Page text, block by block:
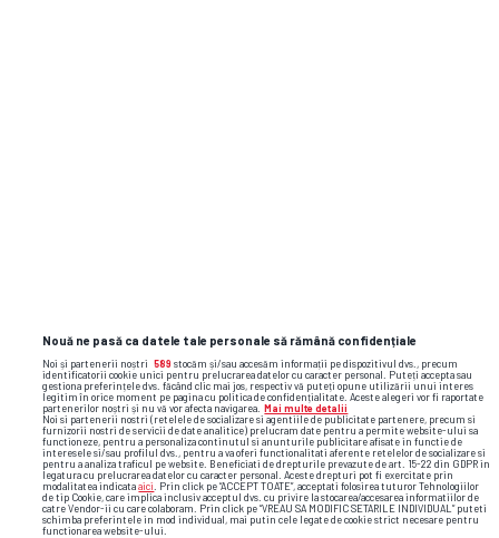
Nouă ne pasă ca datele tale personale să rămână confidențiale
Noi și partenerii noștri 589 stocăm și/sau accesăm informații pe dispozitivul dvs., precum
identificatorii cookie unici pentru prelucrarea datelor cu caracter personal. Puteți accepta sau
gestiona preferințele dvs. făcând clic mai jos, respectiv vă puteți opune utilizării unui interes
legitim în orice moment pe pagina cu politica de confidențialitate. Aceste alegeri vor fi raportate
partenerilor noștri și nu vă vor afecta navigarea. Mai multe detalii
Noi si partenerii nostri (retelele de socializare si agentiile de publicitate partenere, precum si
furnizorii nostri de servicii de date analitice) prelucram date pentru a permite website-ului sa
functioneze, pentru a personaliza continutul si anunturile publicitare afisate in functie de
interesele si/sau profilul dvs., pentru a va oferi functionalitati aferente retelelor de socializare si
pentru a analiza traficul pe website. Beneficiati de drepturile prevazute de art. 15-22 din GDPR in
legatura cu prelucrarea datelor cu caracter personal. Aceste drepturi pot fi exercitate prin
modalitatea indicataaici
. Prin click pe “ACCEPT TOATE”, acceptati folosirea tuturor Tehnologiilor
de tip Cookie, care implica inclusiv acceptul dvs. cu privire la stocarea/accesarea informatiilor de
catre Vendor-ii cu care colaboram. Prin click pe “VREAU SA MODIFIC SETARILE INDIVIDUAL” puteti
schimba preferintele in mod individual, mai putin cele legate de cookie strict necesare pentru
functionarea website-ului.